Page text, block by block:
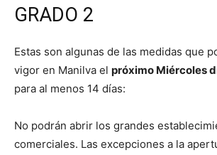
GRADO 2
Estas son algunas de las medidas que
vigor en Manilva el próximo Miércoles
para al menos 14 días:
No podrán abrir los grandes
comerciales. Las excepciones a la